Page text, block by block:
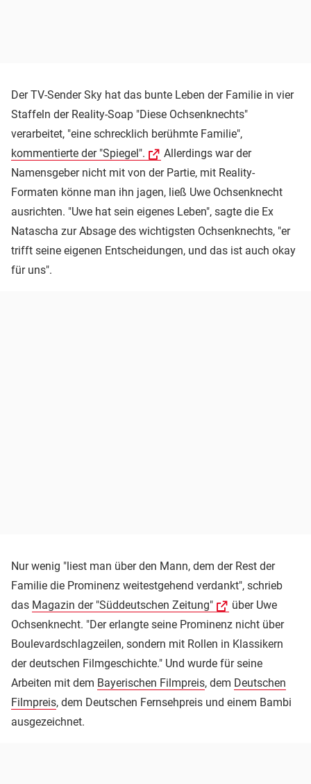
Der TV-Sender Sky hat das bunte Leben der Familie in vier
Staffeln der Reality-Soap "Diese Ochsenknechts"
verarbeitet, "eine schrecklich berühmte Familie",
kommentierte der "Spiegel".
Allerdings war der
Namensgeber nicht mit von der Partie, mit Reality-
Formaten könne man ihn jagen, ließ Uwe Ochsenknecht
ausrichten. "Uwe hat sein eigenes Leben", sagte die Ex
Natascha zur Absage des wichtigsten Ochsenknechts, "er
trifft seine eigenen Entscheidungen, und das ist auch okay
für uns".
Nur wenig "liest man über den Mann, dem der Rest der
Familie die Prominenz weitestgehend verdankt", schrieb
das Magazin der "Süddeutschen Zeitung"
über Uwe
Ochsenknecht. "Der erlangte seine Prominenz nicht über
Boulevardschlagzeilen, sondern mit Rollen in Klassikern
der deutschen Filmgeschichte." Und wurde für seine
Arbeiten mit dem Bayerischen Filmpreis, dem Deutschen
Filmpreis, dem Deutschen Fernsehpreis und einem Bambi
ausgezeichnet.